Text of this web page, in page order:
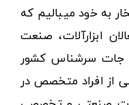
به خود میبالیم که
ابزارآلات، صنعت
جات سرشناس کشور
از افراد متخصص در